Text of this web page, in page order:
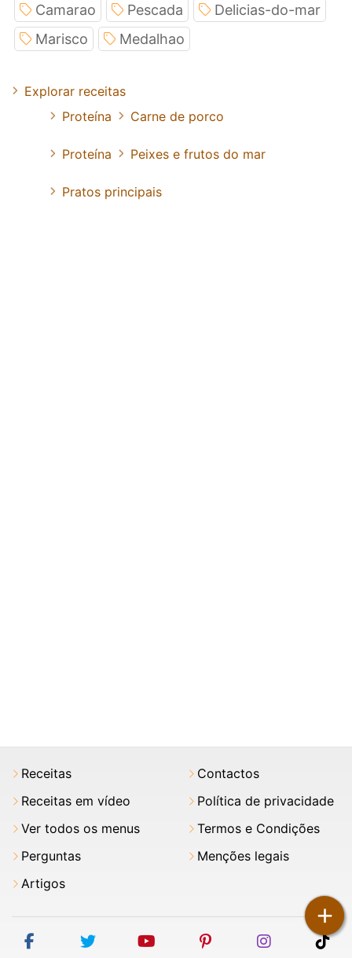
+
Camarao Pescada
Delicias-do-mar
Marisco
Medalhao
Explorar receitas
Proteína
Carne de porco
Proteína Peixes e frutos do mar
Pratos principais
Receitas
Receitas em vídeo
Ver todos os menus
Perguntas
Artigos
Contactos
Política de privacidade
Termos e Condições
Menções legais
facebooktwitter youtubepinterestinstagram